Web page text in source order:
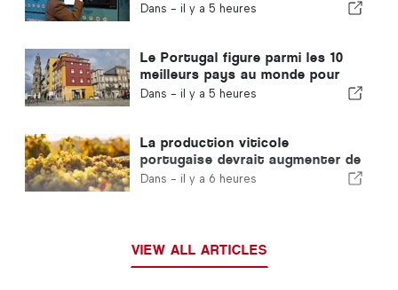
unique ne portant pas le logo «
Dans - il y a 5 heures
Le Portugal figure parmi les 10
meilleurs pays au monde pour
les expatriés
Dans - il y a 5 heures
La production viticole
portugaise devrait augmenter de
12 % lors de cette récolte
Dans - il y a 6 heures
VIEW ALL ARTICLES